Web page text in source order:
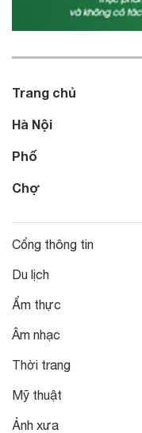
Trang chủ
Hà Nội
Phố
Chợ
Cổng thông tin
Du lịch
Ẩm thực
Âm nhạc
Thời trang
Mỹ thuật
Ảnh xưa